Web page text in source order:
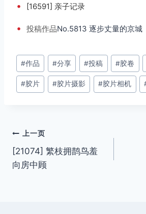
• [16591] 亲子记录
• 投稿作品No.5813 逐步丈量的京城
文
章
标
#作品 #分享 #投稿 #胶卷
#胶片 #胶片摄影 #胶片相机
文
章
上一页
[21074] 繁枝拥鹊鸟羞
向房中顾